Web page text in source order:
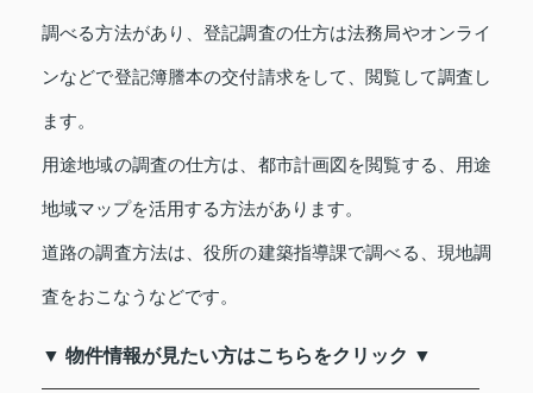
調べる方法があり、登記調査の仕方は法務局やオンライ
ンなどで登記簿謄本の交付請求をして、閲覧して調査し
ます。
用途地域の調査の仕方は、都市計画図を閲覧する、用途
地域マップを活用する方法があります。
道路の調査方法は、役所の建築指導課で調べる、現地調
査をおこなうなどです。
▼ 物件情報が見たい方はこちらをクリック ▼